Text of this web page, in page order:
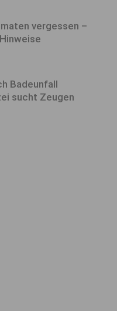
vergessen –
Badeunfall
sucht Zeugen